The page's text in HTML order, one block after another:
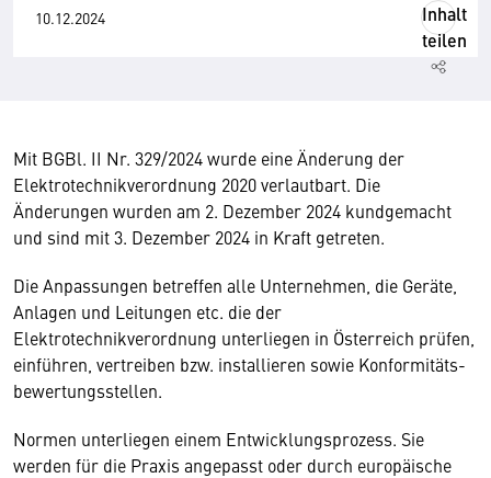
10.12.2024
Inhalt
teilen
Mit BGBl. II Nr. 329/2024 wurde eine Änderung der
Elektrotechnikverordnung 2020 verlautbart. Die
Änderungen wurden am 2. Dezember 2024 kundgemacht
und sind mit 3. Dezember 2024 in Kraft getreten.
Die Anpassungen betreffen alle Unternehmen, die Geräte,
Anlagen und Leitungen etc. die der
Elektrotechnikverordnung unterliegen in Österreich prüfen,
einführen, vertreiben bzw. installieren sowie Konformitäts­
bewertungsstellen.
Normen unterliegen einem Entwicklungsprozess. Sie
werden für die Praxis angepasst oder durch europäische